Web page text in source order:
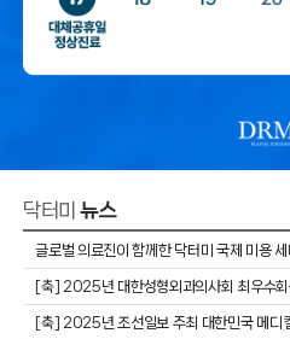
닥터미뉴스
글로벌 의료진이 함께한 닥터미 국제 미용 세
​[축] 2025년 대한성형외과의사회 최우수회
​[축] 2025년 조선일보 주최 대한민국 메디